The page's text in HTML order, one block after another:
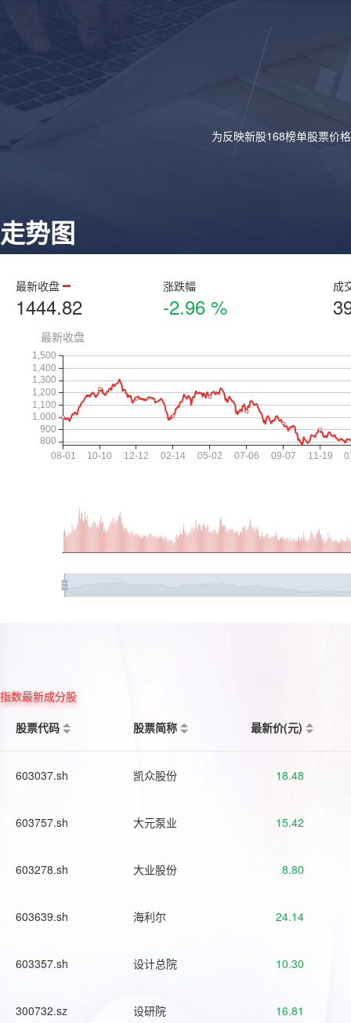
为反映新股168榜单股票价
走势图
最新收盘
1444.82
涨跌幅
-2.96 %
成
指数最新成分股
股票代码
股票简称 最新价(元)
603037.sh 凯众股份 18.48
603757.sh 大元泵业 15.42
603278.sh 大业股份 8.80
603639.sh 海利尔 24.14
603357.sh 设计总院 10.30
300732.sz 设研院 16.81